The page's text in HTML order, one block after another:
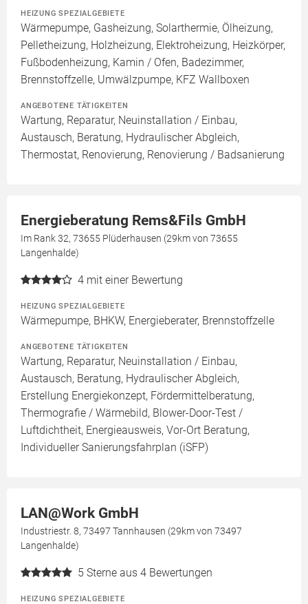
HEIZUNG SPEZIALGEBIETE
Wärmepumpe, Gasheizung, Solarthermie, Ölheizung,
Pelletheizung, Holzheizung, Elektroheizung, Heizkörper,
Fußbodenheizung, Kamin / Ofen, Badezimmer,
Brennstoffzelle, Umwälzpumpe, KFZ Wallboxen
ANGEBOTENE TÄTIGKEITEN
Wartung, Reparatur, Neuinstallation / Einbau,
Austausch, Beratung, Hydraulischer Abgleich,
Thermostat, Renovierung, Renovierung / Badsanierung
Energieberatung Rems&Fils GmbH
Im Rank 32, 73655 Plüderhausen (29km von 73655
Langenhalde)
4 mit einer Bewertung
HEIZUNG SPEZIALGEBIETE
Wärmepumpe, BHKW, Energieberater, Brennstoffzelle
ANGEBOTENE TÄTIGKEITEN
Wartung, Reparatur, Neuinstallation / Einbau,
Austausch, Beratung, Hydraulischer Abgleich,
Erstellung Energiekonzept, Fördermittelberatung,
Thermografie / Wärmebild, Blower-Door-Test /
Luftdichtheit, Energieausweis, Vor-Ort Beratung,
Individueller Sanierungsfahrplan (iSFP)
LAN@Work GmbH
Industriestr. 8, 73497 Tannhausen (29km von 73497
Langenhalde)
5 Sterne aus 4 Bewertungen
HEIZUNG SPEZIALGEBIETE